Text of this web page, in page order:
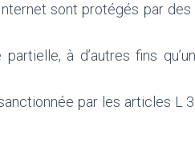
sont protégés par
à d’autres fins
par les articles L